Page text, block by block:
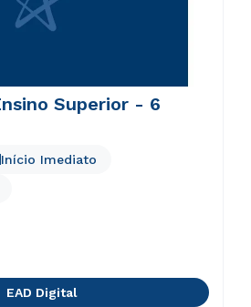
Superior - 6
Início Imediato
EAD Digital